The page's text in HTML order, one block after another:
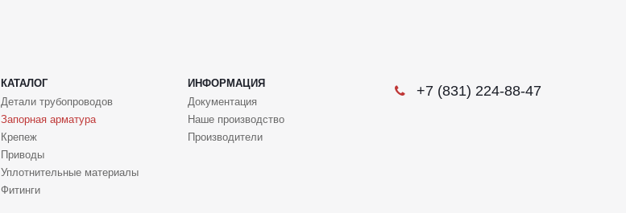
КАТАЛОГ
ИНФОРМАЦИЯ
Детали трубопроводов
Запорная арматура
Крепеж
Приводы
Уплотнительные материалы
Фитинги
Документация
Наше производство
Производители
+7 (831) 224-88-47